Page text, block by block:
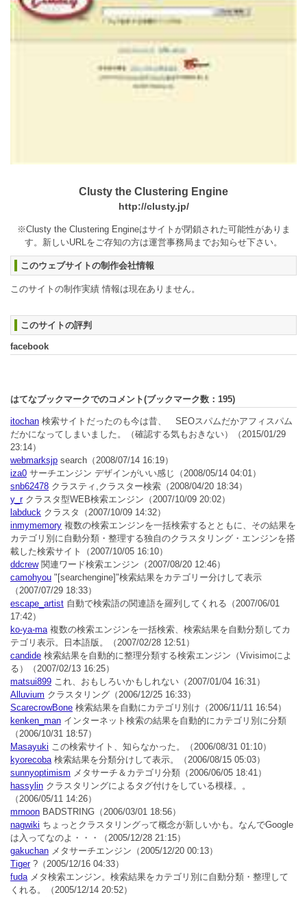
Clusty the Clustering Engine
http://clusty.jp/
※Clusty the Clustering Engineはサイトが閉鎖された可能性がありま
す。新しいURLをご存知の方は運営事務局までお知らせ下さい。
このウェブサイトの制作会社情報
このサイトの制作実績 情報は現在ありません。
このサイトの評判
facebook
はてなブックマークでのコメント(ブックマーク数： 195)
itochan 検索サイトだったのも今は昔、 SEOスパムだかアフィスパム
だかになってしまいました。（確認する気もおきない）
（2015/01/29
23:14）
webmarksjp search （2008/07/14 16:19）
iza0 サーチエンジン デザインがいい感じ
（2008/05/14 04:01）
snb62478 クラスティ,クラスター検索 （2008/04/20 18:34）
y_rクラスタ型WEB検索エンジン （2007/10/09 20:02）
labduck クラスタ
（2007/10/09 14:32）
inmymemory 複数の検索エンジンを一括検索するとともに、その結果を
カテゴリ別に自動分類・整理する独自のクラスタリング・エンジンを搭
載した検索サイト
（2007/10/05 16:10）
ddcrew関連ワード検索エンジン （2007/08/20 12:46）
camohyou "[searchengine]"検索結果をカテゴリー分けして表示
（2007/07/29 18:33）
escape_artist 自動で検索語の関連語を羅列してくれる （2007/06/01
17:42）
ko-ya-ma複数の検索エンジンを一括検索、検索結果を自動分類してカ
テゴリ表示。日本語版。
（2007/02/28 12:51）
candide 検索結果を自動的に整理分類する検索エンジン（Vivisimoによ
る）
（2007/02/13 16:25）
matsui899 これ、おもしろいかもしれない （2007/01/04 16:31）
Alluvium クラスタリング （2006/12/25 16:33）
ScarecrowBone 検索結果を自動にカテゴリ別け （2006/11/11 16:54）
kenken_man インターネット検索の結果を自動的にカテゴリ別に分類
（2006/10/31 18:57）
Masayuki この検索サイト、知らなかった。
（2006/08/31 01:10）
kyorecoba検索結果を分類分けして表示。
（2006/08/15 05:03）
sunnyoptimism メタサーチ＆カテゴリ分類 （2006/06/05 18:41）
hassylin クラスタリングによるタグ付けをしている模様。。
（2006/05/11 14:26）
mrnoon BADSTRING （2006/03/01 18:56）
nagwiki ちょっとクラスタリングって概念が新しいかも。なんでGoogle
は入ってなのよ・・・
（2005/12/28 21:15）
gakuchan メタサーチエンジン （2005/12/20 00:13）
Tiger? （2005/12/16 04:33）
fudaメタ検索エンジン。検索結果をカテゴリ別に自動分類・整理して
くれる。
（2005/12/14 20:52）